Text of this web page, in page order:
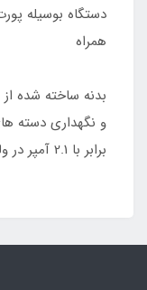
دستگاه بوسیله
همراه
و نگهداری دسته
برابر با 2.1 آمپر در ولتاژ 5V